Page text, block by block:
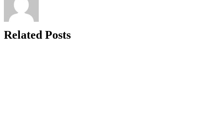
Related Posts